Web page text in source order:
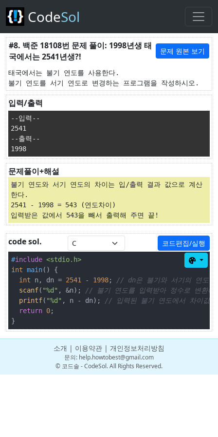
CodeSol
#8. 백준 18108번 문제 풀이: 1998년생 태
국에서는 2541년생?!
문제 원본 보기
태국에서는 불기 연도를 사용한다.
입력/출력
--입력--
2541
--출력--
1998
문제풀이+해설
불기 연도와 서기 연도의 차이는 입/출력 결과 값으로 계산
한다.
2541 - 1998 = 543 (연도차이)
입력받은 값에서 543을 빼서 출력해 주면 끝!
code sol. 코드편집/실행
#include <stdio.h>
int main()
{
int n, dn = 2541 - 1998;
// dn은 불기와 서기의 연도
scanf( "%d" , &n);
// 불기 연도를 입력받아 정수로 변환해
printf( "%d" , n - dn);
// 입력된 불기 연도에서 차이값
return 0;
}
소개 | 이용약관 | 개인정보처리방침
문의: help.howtobest@gmail.com
© 코드솔 - CodeSol. All Rights Reserved.